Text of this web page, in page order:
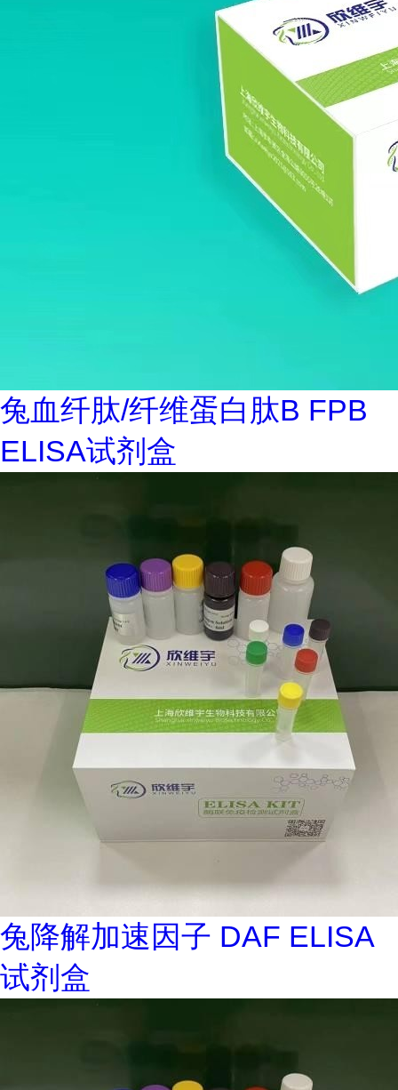
兔血纤肽/纤维蛋白肽B FPB
ELISA试剂盒
兔降解加速因子 DAF ELISA
试剂盒